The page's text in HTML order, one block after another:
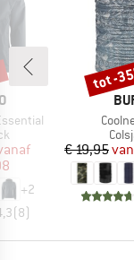
prijs
+2
(8)
Artikel
€ 19,95
Korting
tot -